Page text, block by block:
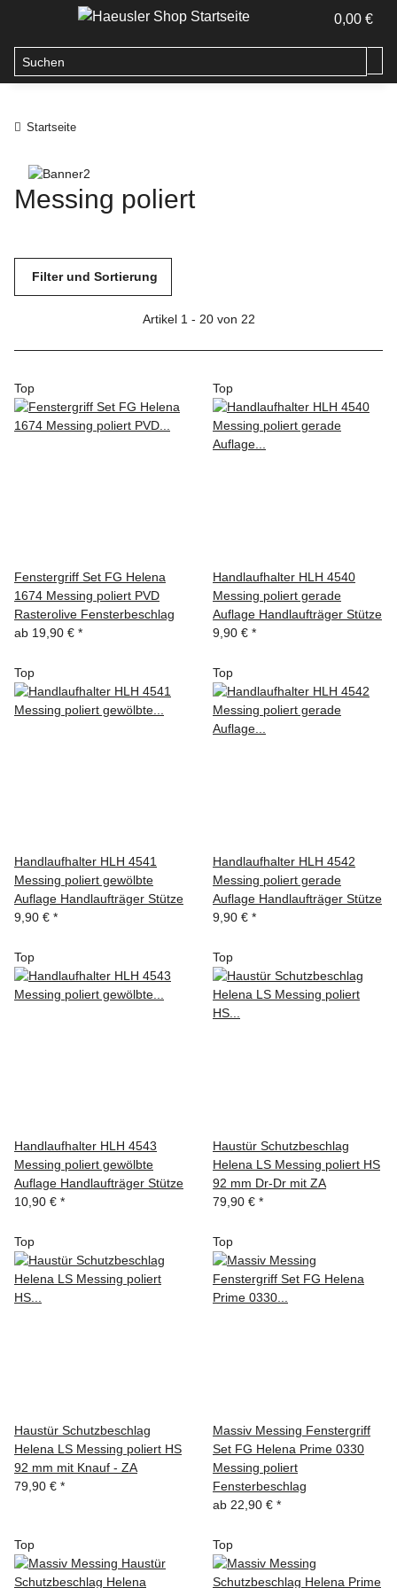
0,00 €
Startseite
Messing poliert
Filter und Sortierung
Artikel 1 - 20 von 22
Top
Fenstergriff Set FG Helena
1674 Messing poliert PVD
Rasterolive Fensterbeschlag
ab 19,90 € *
Top
Handlaufhalter HLH 4540
Messing poliert gerade
Auflage Handlaufträger Stütze
9,90 € *
Top
Handlaufhalter HLH 4541
Messing poliert gewölbte
Auflage Handlaufträger Stütze
9,90 € *
Top
Handlaufhalter HLH 4542
Messing poliert gerade
Auflage Handlaufträger Stütze
9,90 € *
Top
Handlaufhalter HLH 4543
Messing poliert gewölbte
Auflage Handlaufträger Stütze
10,90 € *
Top
Haustür Schutzbeschlag
Helena LS Messing poliert HS
92 mm Dr-Dr mit ZA
79,90 € *
Top
Haustür Schutzbeschlag
Helena LS Messing poliert HS
92 mm mit Knauf - ZA
79,90 € *
Top
Massiv Messing Fenstergriff
Set FG Helena Prime 0330
Messing poliert
Fensterbeschlag
ab 22,90 € *
Top Top